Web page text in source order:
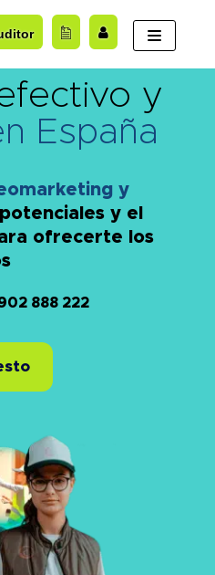
y
España
y
y el
ofrecerte los
888 222